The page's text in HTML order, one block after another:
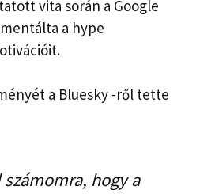
vita során a Google
a hype
a Bluesky -ről tette
számomra, hogy a